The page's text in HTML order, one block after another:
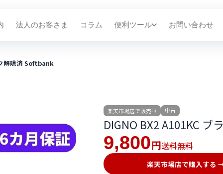
法人のお客さま コラム 便利ツール お問い合わせ
解除済 Softbank
楽天市場店で販売中 中古
DIGNO BX2 A101KC
9,800 円送料無料
楽天市場店で購入する